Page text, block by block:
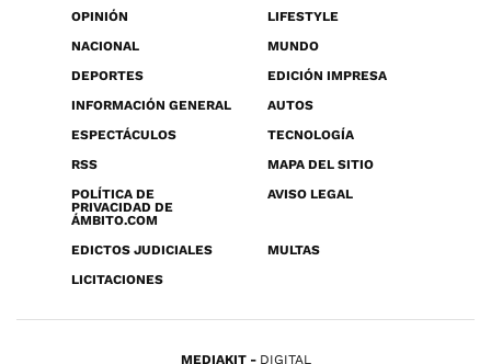
OPINIÓN
LIFESTYLE
NACIONAL
MUNDO
DEPORTES
EDICIÓN IMPRESA
INFORMACIÓN GENERAL
AUTOS
ESPECTÁCULOS
TECNOLOGÍA
RSS
MAPA DEL SITIO
POLÍTICA DE
PRIVACIDAD DE
ÁMBITO.COM
AVISO LEGAL
EDICTOS JUDICIALES
MULTAS
LICITACIONES
MEDIAKIT DIGITAL